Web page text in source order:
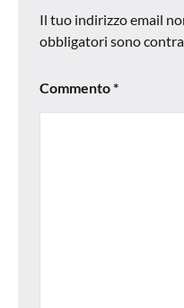
Il tuo indirizzo email
obbligatori sono
Commento*